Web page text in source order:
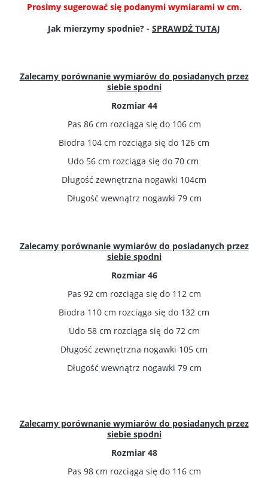
Prosimy sugerować się podanymi wymiarami w cm.
Jak mierzymy spodnie? - SPRAWDŹ TUTAJ
Zalecamy porównanie wymiarów do posiadanych przez
siebie spodni
Rozmiar 44
Pas 86 cm rozciąga się do 106 cm
Biodra 104 cm rozciąga się do 126 cm
Udo 56 cm rozciąga się do 70 cm
Długość zewnętrzna nogawki 104cm
Długość wewnątrz nogawki 79 cm
Zalecamy porównanie wymiarów do posiadanych przez
siebie spodni
Rozmiar 46
Pas 92 cm rozciąga się do 112 cm
Biodra 110 cm rozciąga się do 132 cm
Udo 58 cm rozciąga się do 72 cm
Długość zewnętrzna nogawki 105 cm
Długość wewnątrz nogawki 79 cm
Zalecamy porównanie wymiarów do posiadanych przez
siebie spodni
Rozmiar 48
Pas 98 cm rozciąga się do 116 cm